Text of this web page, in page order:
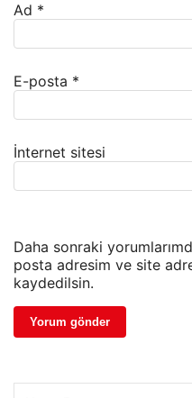
Ad *
E-posta *
İnternet sitesi
Daha sonraki
posta adresim ve site
kaydedilsin.